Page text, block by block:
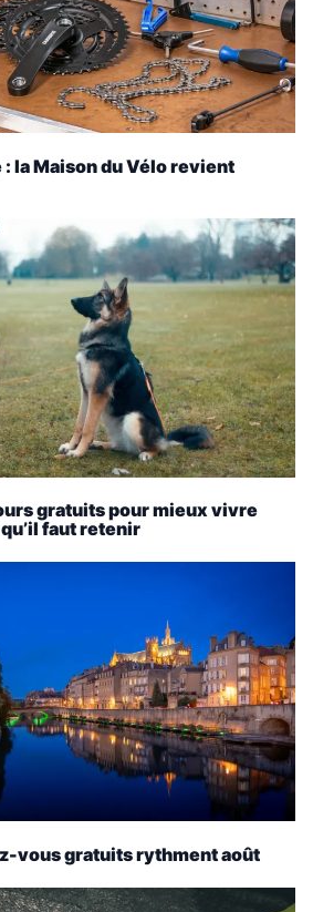
la Maison du Vélo revient
gratuits pour mieux vivre
faut retenir
vous gratuits rythment août